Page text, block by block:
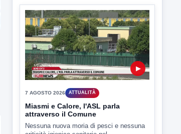
Miasmi e Calore, l'ASL parla
attraverso il Comune
Nessuna nuova moria di pesci e nessuna
criticità igienico-sanitaria nel...